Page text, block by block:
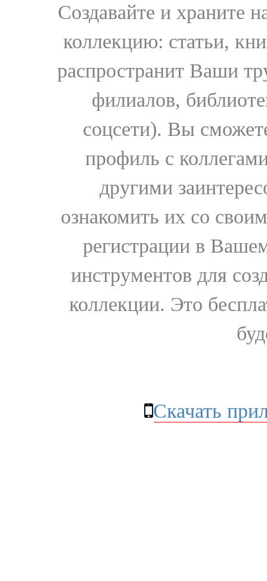
Создавайте и храните
коллекцию: статьи,
распространит Ваши
филиалов,
соцсети). Вы
профиль с
другими
ознакомить их со
регистрации в
инструментов для
коллекции. Это
Скачать